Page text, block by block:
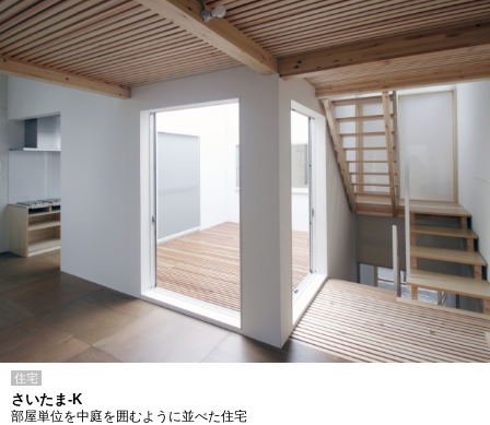
住宅
さいたま-K
部屋単位を中庭を囲むように並べた住宅